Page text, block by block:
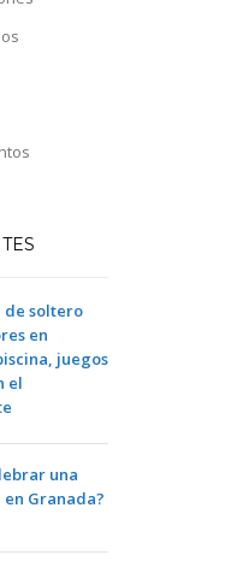
de soltero
en
juegos
el
una
Granada?